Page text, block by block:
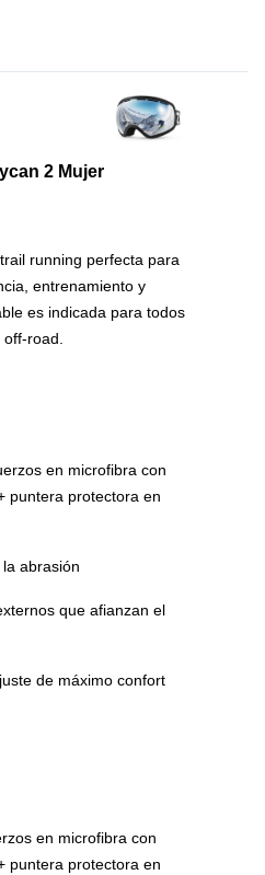
2 Mujer
running perfecta para
entrenamiento y
es indicada para todos
road.
en microfibra con
puntera protectora en
abrasión
que afianzan el
de máximo confort
en microfibra con
puntera protectora en